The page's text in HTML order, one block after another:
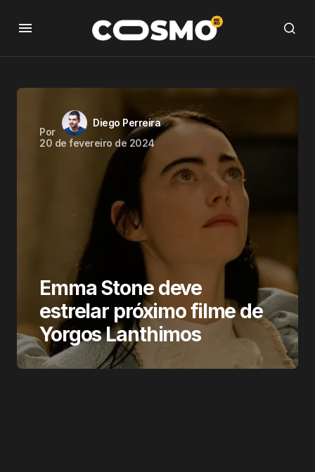
Por
Diego Perreira
20 de fevereiro de 2024
Emma Stone deve
estrelar próximo filme de
Yorgos Lanthimos